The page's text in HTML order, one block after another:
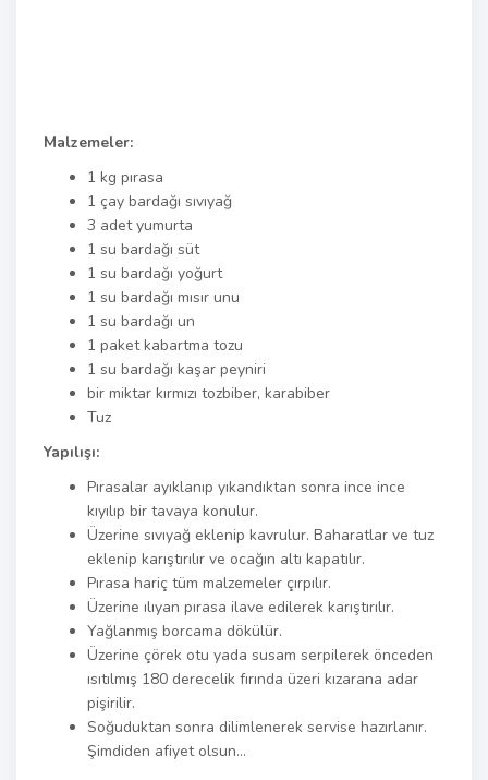
Malzemeler:
1 kg pırasa
1 çay bardağı sıvıyağ
3 adet yumurta
1 su bardağı süt
1 su bardağı yoğurt
1 su bardağı mısır unu
1 su bardağı un
1 paket kabartma tozu
1 su bardağı kaşar peyniri
bir miktar kırmızı tozbiber, karabiber
Tuz
Yapılışı:
Pırasalar ayıklanıp yıkandıktan sonra ince ince
kıyılıp bir tavaya konulur.
Üzerine sıvıyağ eklenip kavrulur. Baharatlar ve tuz
eklenip karıştırılır ve ocağın altı kapatılır.
Pırasa hariç tüm malzemeler çırpılır.
Üzerine ılıyan pırasa ilave edilerek karıştırılır.
Yağlanmış borcama dökülür.
Üzerine çörek otu yada susam serpilerek önceden
ısıtılmış 180 derecelik fırında üzeri kızarana adar
pişirilir.
Soğuduktan sonra dilimlenerek servise hazırlanır.
Şimdiden afiyet olsun…